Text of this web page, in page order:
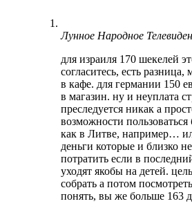
Лунное Народное
для израиля 170 шекелей
согласитесь, есть
в кафе. для германии 150
в магазин. ну и неуплата
преследуется никак а
возможности
как в Литве, например…
деньги которые и близко
потратить если в
уходят якобы на детей.
собрать а потом
понять, вы же больше 163